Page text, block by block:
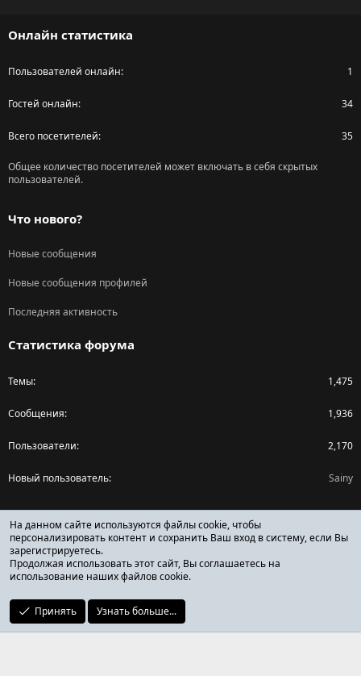
Онлайн статистика
Пользователей онлайн 1
Гостей онлайн 34
Всего посетителей 35
Общее количество посетителей может включать в себя скрытых
пользователей.
Что нового?
Новые сообщения
Новые сообщения профилей
Последняя активность
Статистика форума
Темы 1,475
Сообщения 1,936
Пользователи 2,170
Новый пользователь Sainy
Поделиться страницей
Facebook
X (Twitter)
Reddit
ОТЗЫВЫ ОНЛАЙН ФОРУМ
На данном сайте используются файлы cookie, чтобы
персонализировать контент и сохранить Ваш вход в систему, если Вы
зарегистрируетесь.
Продолжая использовать этот сайт, Вы соглашаетесь на
использование наших файлов cookie.
Принять Узнать больше...